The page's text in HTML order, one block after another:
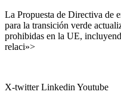
La Propuesta de Directiva de
para la transición verde
prohibidas en la UE,
relaci»>
X-twitter Linkedin Youtube